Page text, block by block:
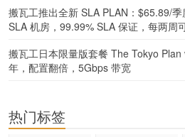
搬瓦工推出全新 SLA PLAN：$65.89/
SLA 机房，99.99% SLA 保证，每两周
搬瓦工日本限量版套餐 The Tokyo
年，配置翻倍，5Gbps 带宽
热门标签